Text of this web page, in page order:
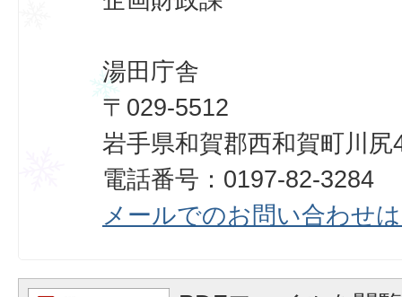
湯田庁舎
〒029-5512
岩手県和賀郡西和賀町川
電話番号：0197-82-3284
メールでのお問い合わせ